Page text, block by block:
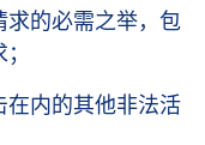
求的必需之举，包
在内的其他非法活